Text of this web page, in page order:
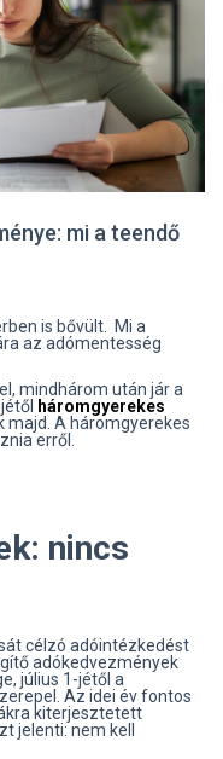
mi a teendő
is bővült. Mi a
az adómentesség
mindhárom után jár a
háromgyerekes
majd. A háromgyerekes
erről.
nincs
célzó adóintézkedést
adókedvezmények
július 1-jétől a
Az idei év fontos
kiterjesztetett
jelenti: nem kell